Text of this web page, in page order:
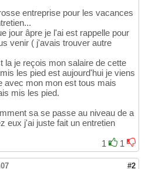
entreprise pour les vacances
jour âpre je l'ai est rappelle pour
venir ( j'avais trouver autre
la je reçois mon salaire de cette
les pied est aujourd'hui je viens
avec mon mon est tous mais
mis les pied.
sa se passe au niveau de a
eux j'ai juste fait un entretien
1
1
#2